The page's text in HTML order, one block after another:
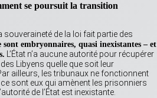
se poursuit la transition
souveraineté de la loi fait partie des
sont embryonnaires, quasi inexistantes – et
L’État n’a aucune autorité pour récupérer
Libyens quelle que soit leur
ailleurs, les tribunaux ne fonctionnent
sont eux qui amènent les prisonniers
de l’État est inexistante.